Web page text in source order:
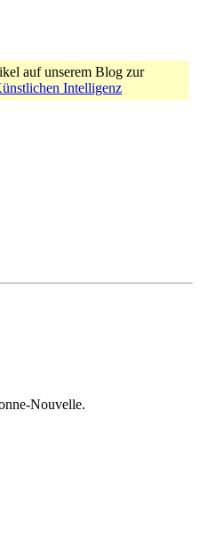
auf unserem Blog zur
Intelligenz
Nouvelle.